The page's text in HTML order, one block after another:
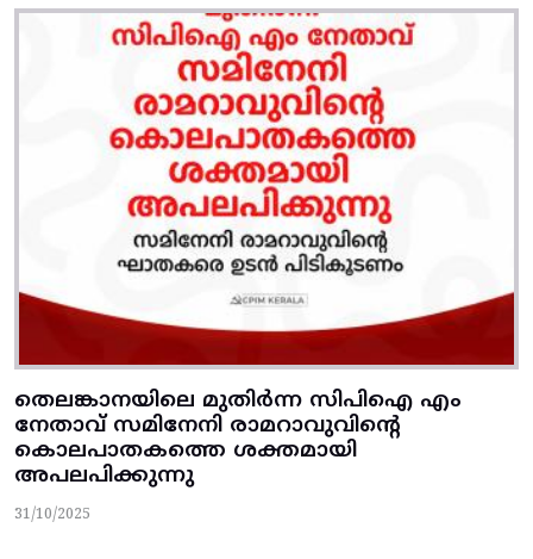
തെലങ്കാനയിലെ മുതിർന്ന സിപിഐ എം
നേതാവ് സമിനേനി രാമറാവുവിന്റെ
കൊലപാതകത്തെ ശക്തമായി
അപലപിക്കുന്നു
31/10/2025